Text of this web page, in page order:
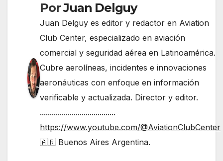
PorJuan Delguy
Juan Delguy es editor y redactor en Aviation
Club Center, especializado en aviación
comercial y seguridad aérea en Latinoamérica.
Cubre aerolíneas, incidentes e innovaciones
aeronáuticas con enfoque en información
verificable y actualizada. Director y editor.
......................................
https://www.youtube.com/@AviationClubCenter
🇦🇷 Buenos Aires Argentina.